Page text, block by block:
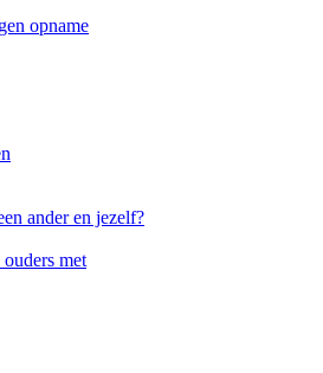
opname
ander en jezelf?
met